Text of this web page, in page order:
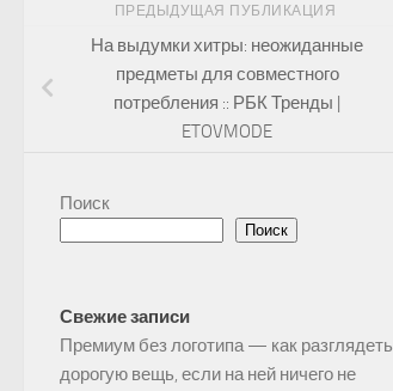
ПРЕДЫДУЩАЯ ПУБЛИКАЦИЯ
На выдумки хитры: неожиданные
предметы для совместного
потребления :: РБК Тренды |
ETOVMODE
Поиск
Поиск
Свежие записи
Премиум без логотипа — как разглядеть
дорогую вещь, если на ней ничего не